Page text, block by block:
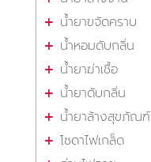
น้ำยาขจัดคราบ
น้ำหอมดับกลิ่น
น้ำยาฆ่าเชื้อ
น้ำยาดับกลิ่น
น้ำยาล้างสุขภัณฑ์
โซดาไฟเกล็ด